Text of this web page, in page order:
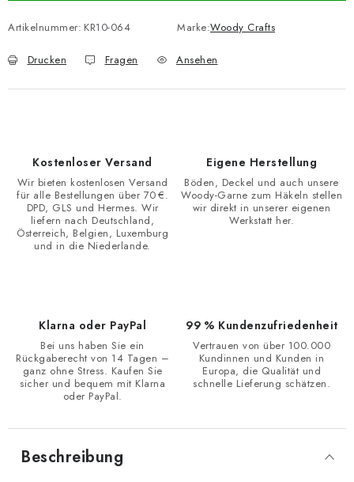
Artikelnummer: KR10-064 Marke:Woody Crafts
Drucken Fragen Ansehen
Kostenloser Versand
Wir bieten kostenlosen Versand
für alle Bestellungen über 70 €.
DPD, GLS und Hermes. Wir
liefern nach Deutschland,
Österreich, Belgien, Luxemburg
und in die Niederlande.
Eigene Herstellung
Böden, Deckel und auch unsere
Woody-Garne zum Häkeln stellen
wir direkt in unserer eigenen
Werkstatt her.
Klarna oder PayPal
Bei uns haben Sie ein
Rückgaberecht von 14 Tagen –
ganz ohne Stress. Kaufen Sie
sicher und bequem mit Klarna
oder PayPal.
99 % Kundenzufriedenheit
Vertrauen von über 100.000
Kundinnen und Kunden in
Europa, die Qualität und
schnelle Lieferung schätzen.
Beschreibung